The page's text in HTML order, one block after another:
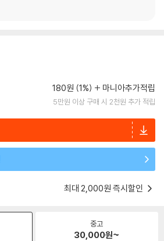
180원 (1%) 마니아추가적립
5만원 이상 구매 시 2천원 추가 적립
최대 2,000원 즉시할인
중고
30,000원~